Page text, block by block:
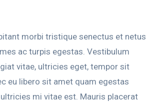
morbi tristique senectus et netus
ac turpis egestas. Vestibulum
vitae, ultricies eget, tempor sit
eu libero sit amet quam egestas
mi vitae est. Mauris placerat